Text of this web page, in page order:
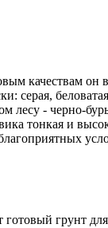
качествам он
серая,
лесу - черно-
тонкая и
готовый грунт